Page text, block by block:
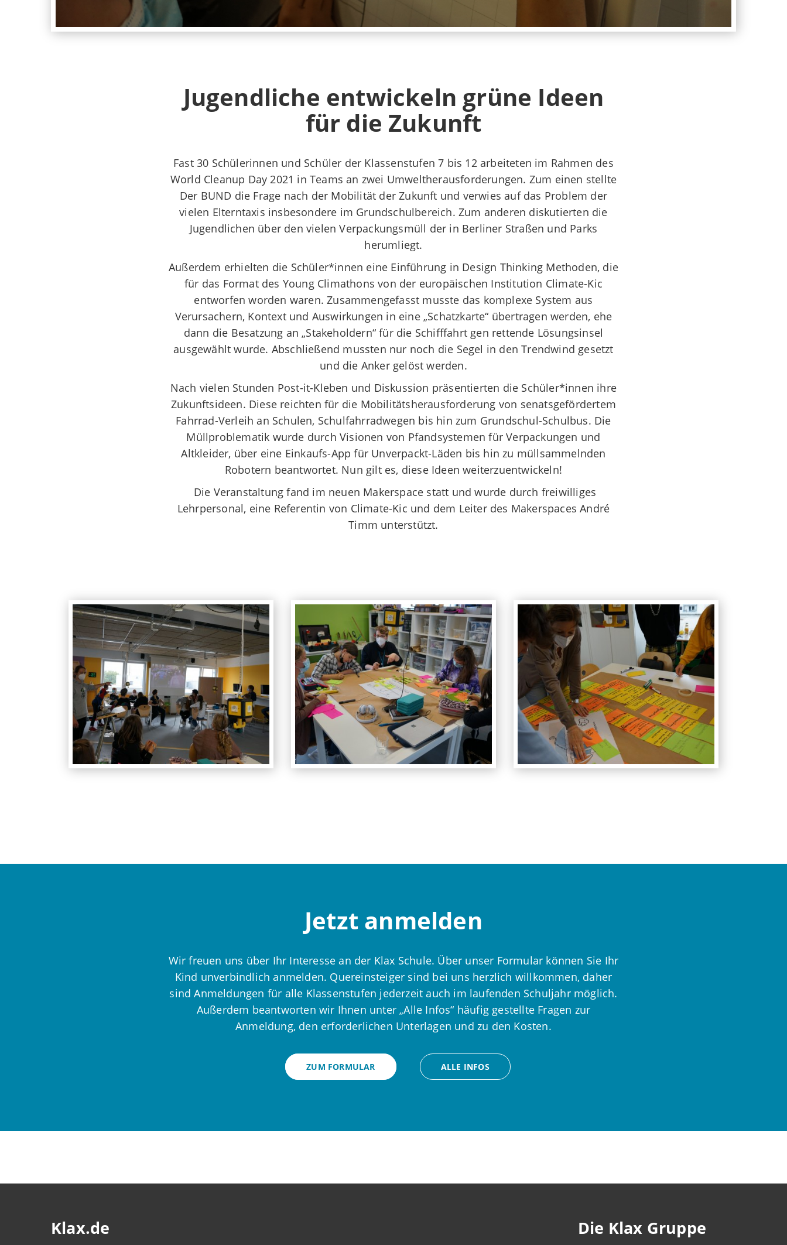
Jugendliche entwickeln grüne Ideen
für die Zukunft
Fast 30 Schülerinnen und Schüler der Klassenstufen 7 bis 12 arbeiteten im Rahmen des
World Cleanup Day 2021 in Teams an zwei Umweltherausforderungen. Zum einen stellte
Der BUND die Frage nach der Mobilität der Zukunft und verwies auf das Problem der
vielen Elterntaxis insbesondere im Grundschulbereich. Zum anderen diskutierten die
Jugendlichen über den vielen Verpackungsmüll der in Berliner Straßen und Parks
herumliegt.
Außerdem erhielten die Schüler*innen eine Einführung in Design Thinking Methoden, die
für das Format des Young Climathons von der europäischen Institution Climate-Kic
entworfen worden waren. Zusammengefasst musste das komplexe System aus
Verursachern, Kontext und Auswirkungen in eine „Schatzkarte“ übertragen werden, ehe
dann die Besatzung an „Stakeholdern“ für die Schifffahrt gen rettende Lösungsinsel
ausgewählt wurde. Abschließend mussten nur noch die Segel in den Trendwind gesetzt
und die Anker gelöst werden.
Nach vielen Stunden Post-it-Kleben und Diskussion präsentierten die Schüler*innen ihre
Zukunftsideen. Diese reichten für die Mobilitätsherausforderung von senatsgefördertem
Fahrrad-Verleih an Schulen, Schulfahrradwegen bis hin zum Grundschul-Schulbus. Die
Müllproblematik wurde durch Visionen von Pfandsystemen für Verpackungen und
Altkleider, über eine Einkaufs-App für Unverpackt-Läden bis hin zu müllsammelnden
Robotern beantwortet. Nun gilt es, diese Ideen weiterzuentwickeln!
Die Veranstaltung fand im neuen Makerspace statt und wurde durch freiwilliges
Lehrpersonal, eine Referentin von Climate-Kic und dem Leiter des Makerspaces André
Timm unterstützt.
Jetzt anmelden
Wir freuen uns über Ihr Interesse an der Klax Schule. Über unser Formular können Sie Ihr
Kind unverbindlich anmelden. Quereinsteiger sind bei uns herzlich willkommen, daher
sind Anmeldungen für alle Klassenstufen jederzeit auch im laufenden Schuljahr möglich.
Außerdem beantworten wir Ihnen unter „Alle Infos“ häufig gestellte Fragen zur
Anmeldung, den erforderlichen Unterlagen und zu den Kosten.
ZUM FORMULAR ALLE INFOS
Klax.de Die Klax Gruppe